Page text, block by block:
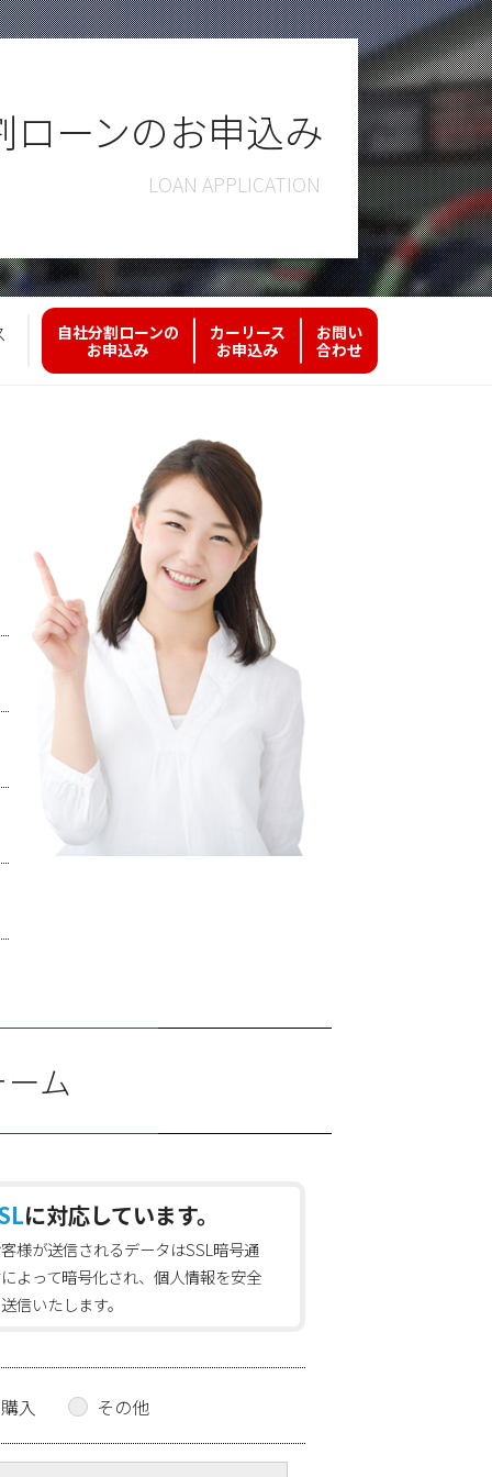
ローンのお申込み
自社分割ローンの
お申込み
カーリース
お申込み
お問い
合わせ
ム
に対応しています。
様が送信されるデータはSSL暗号通
よって暗号化され、個人情報を安全
信いたします。
入 その他